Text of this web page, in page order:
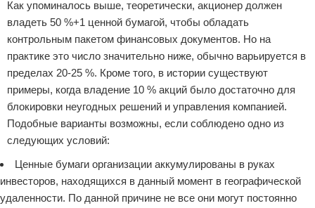
Как упоминалось выше, теоретически, акционер должен
владеть 50 %+1 ценной бумагой, чтобы обладать
контрольным пакетом финансовых документов. Но на
практике это число значительно ниже, обычно варьируется в
пределах 20-25 %. Кроме того, в истории существуют
примеры, когда владение 10 % акций было достаточно для
блокировки неугодных решений и управления компанией.
Подобные варианты возможны, если соблюдено одно из
следующих условий:
Ценные бумаги организации аккумулированы в руках
инвесторов, находящихся в данный момент в географической
удаленности. По данной причине не все они могут постоянно